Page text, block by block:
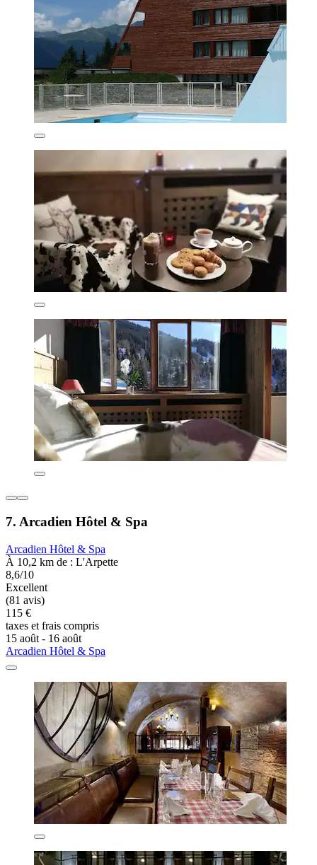
7. Arcadien Hôtel & Spa
Arcadien Hôtel & Spa
À 10,2 km de : L'Arpette
8,6/10
Excellent
(81 avis)
115 €
taxes et frais compris
15 août - 16 août
Arcadien Hôtel & Spa